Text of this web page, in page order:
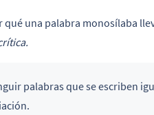
una palabra monosílaba
palabras que se escriben